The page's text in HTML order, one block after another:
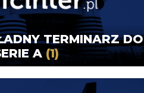
TERMINARZ DO
A (1)